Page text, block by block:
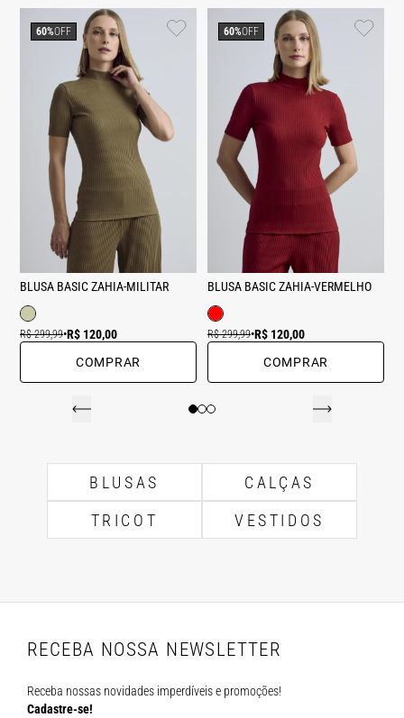
BLUSA BASIC ZAHIA-MILITAR
R$ 299,99•R$ 120,00
60%OFF
COMPRAR
BLUSA BASIC ZAHIA-VERMELHO
R$ 299,99•R$ 120,00
60%OFF
COMPRAR
BLUSAS
CALÇAS
TRICOT
VESTIDOS
RECEBA NOSSA NEWSLETTER
Receba nossas novidades imperdíveis e promoções!
Cadastre-se!